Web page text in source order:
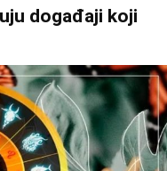
događaji koji